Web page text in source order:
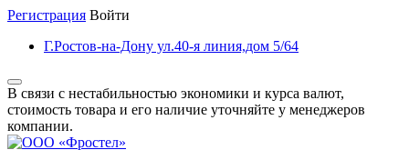
Регистрация Войти
Г.Ростов-на-Дону ул.40-я линия,дом 5/64
В связи с нестабильностью экономики и курса валют,
стоимость товара и его наличие уточняйте у менеджеров
компании.